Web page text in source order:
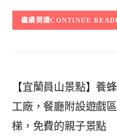
CONTINUE
【宜蘭員山景點】養
工廠，餐廳附設遊戲
梯，免費的親子景點